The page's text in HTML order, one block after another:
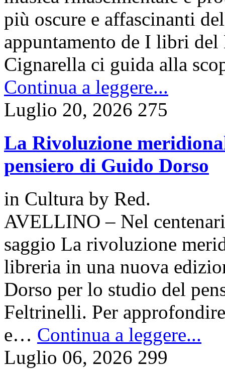
più oscure e affascinanti
appuntamento de I libri
Cignarella ci guida alla
Continua a leggere...
Luglio 20, 2026 275
La Rivoluzione
pensiero di Guido Dorso
in Cultura by Red.
AVELLINO – Nel
saggio La rivoluzione
libreria in una nuova
Dorso per lo studio del
Feltrinelli. Per
e… Continua a leggere...
Luglio 06, 2026 299